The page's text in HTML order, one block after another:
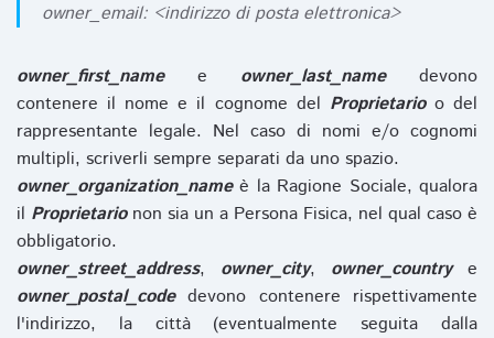
owner_email: <indirizzo di posta elettronica>
owner_first_namee owner_last_namedevono
contenere il nome e il cognome del Proprietarioo del
rappresentante legale. Nel caso di nomi e/o cognomi
multipli, scriverli sempre separati da uno spazio.
owner_organization_nameè la Ragione Sociale, qualora
il Proprietarionon sia un a Persona Fisica, nel qual caso è
obbligatorio.
owner_street_address, owner_city, owner_countrye
owner_postal_codedevono contenere rispettivamente
l'indirizzo, la città (eventualmente seguita dalla